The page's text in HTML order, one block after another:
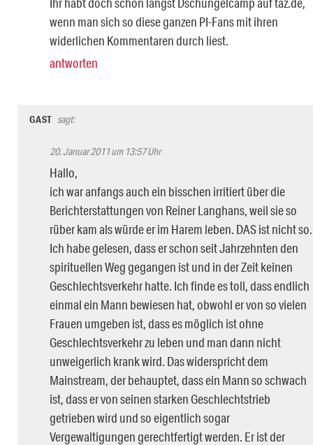
wenn man sich so diese ganzen PI-Fans mit ihren
widerlichen Kommentaren durch liest.
antworten
GAST sagt:
20. Januar 2011 um 13:57 Uhr
Hallo,
ich war anfangs auch ein bisschen irritiert über die
Berichterstattungen von Reiner Langhans, weil sie so
rüber kam als würde er im Harem leben. DAS ist nicht so.
Ich habe gelesen, dass er schon seit Jahrzehnten den
spirituellen Weg gegangen ist und in der Zeit keinen
Geschlechtsverkehr hatte. Ich finde es toll, dass endlich
einmal ein Mann bewiesen hat, obwohl er von so vielen
Frauen umgeben ist, dass es möglich ist ohne
Geschlechtsverkehr zu leben und man dann nicht
unweigerlich krank wird. Das widerspricht dem
Mainstream, der behauptet, dass ein Mann so schwach
ist, dass er von seinen starken Geschlechtstrieb
getrieben wird und so eigentlich sogar
Vergewaltigungen gerechtfertigt werden. Er ist der